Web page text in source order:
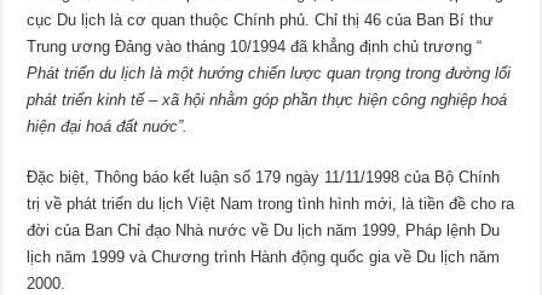
cục Du lịch là cơ quan thuộc Chính phủ. Chỉ thị 46 của Ban Bí thư
Trung ương Đảng vào tháng 10/1994 đã khẳng định chủ trương “
Phát triển du lịch là một hướng chiến lược quan trọng trong đường lối
phát triển kinh tế – xã hội nhằm góp phần thực hiện công nghiệp hoá
hiện đại hoá đất nuớc”.
Đặc biệt, Thông báo kết luận số 179 ngày 11/11/1998 của Bộ Chính
trị về phát triển du lịch Việt Nam trong tình hình mới, là tiền đề cho ra
đời của Ban Chỉ đạo Nhà nước về Du lịch năm 1999, Pháp lệnh Du
lịch năm 1999 và Chương trình Hành động quốc gia về Du lịch năm
2000.